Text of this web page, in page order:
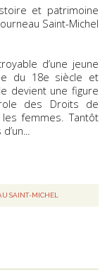
et patrimoine
Saint-Michel
d’une jeune
du 18e siècle et
devient une figure
des Droits de
femmes. Tantôt
SAINT-MICHEL